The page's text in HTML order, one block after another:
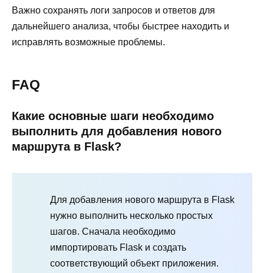
Важно сохранять логи запросов и ответов для
дальнейшего анализа, чтобы быстрее находить и
исправлять возможные проблемы.
FAQ
Какие основные шаги необходимо
выполнить для добавления нового
маршрута в Flask?
Для добавления нового маршрута в Flask
нужно выполнить несколько простых
шагов. Сначала необходимо
импортировать Flask и создать
соответствующий объект приложения.